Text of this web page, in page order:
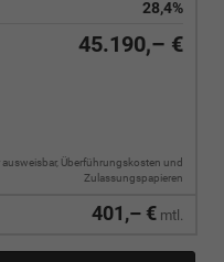
28,4%
45.190,– €
Überführungskosten und
Zulassungspapieren
401,– € mtl.